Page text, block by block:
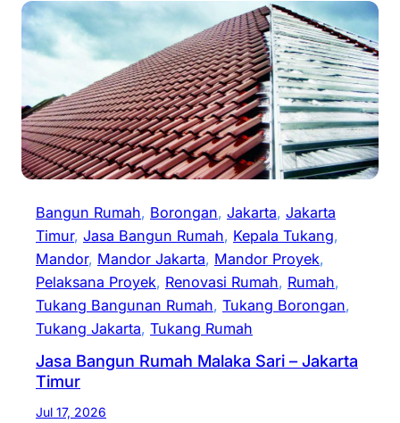
Bangun Rumah, Borongan, Jakarta, Jakarta
Timur, Jasa Bangun Rumah, Kepala Tukang
Mandor, Mandor Jakarta, Mandor Proyek
Pelaksana Proyek, Renovasi Rumah, Rumah
Tukang Bangunan Rumah, Tukang Borongan
Tukang Jakarta, Tukang Rumah
Jasa Bangun Rumah Malaka Sari – Jakarta
Timur
Jul 17, 2026